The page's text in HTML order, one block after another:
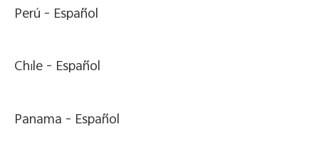
Perú - Español
Chile - Español
Panama - Español